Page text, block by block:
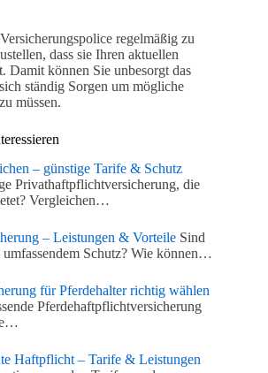
regelmäßig zu
dass sie Ihren aktuellen
Damit können Sie unbesorgt das
ständig Sorgen um mögliche
müssen.
– günstige Tarife & Schutz
Privathaftpflichtversicherung, die
Vergleichen…
– Leistungen & Vorteile Sind
umfassendem Schutz? Wie können…
für Pferdehalter richtig wählen
Pferdehaftpflichtversicherung
Haftpflicht – Tarife & Leistungen